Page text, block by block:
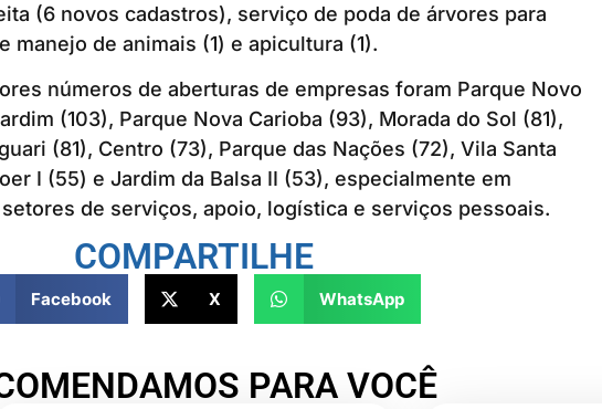
(6 novos cadastros), serviço de poda de árvores para
manejo de animais (1) e apicultura (1).
números de aberturas de empresas foram Parque Novo
(103), Parque Nova Carioba (93), Morada do Sol (81),
(81), Centro (73), Parque das Nações (72), Vila Santa
I (55) e Jardim da Balsa II (53), especialmente em
de serviços, apoio, logística e serviços pessoais.
COMPARTILHE
Facebook X WhatsApp
PARA VOCÊ